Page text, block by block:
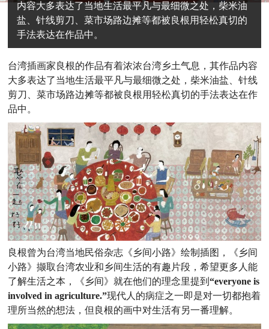
内容大多表达了当地生活最平凡与最细微之处，柴米油
盐、针线剪刀、菜市场路边摊等都被良根用轻松真切的
手法表达在作品中。
台湾插画家良根的作品有着浓浓台湾乡土气息，其作品内容
大多表达了当地生活最平凡与最细微之处，柴米油盐、针线
剪刀、菜市场路边摊等都被良根用轻松真切的手法表达在作
品中。
良根曾为台湾当地民俗杂志《乡间小路》绘制插图，《乡间
小路》撷取台湾农业和乡间生活的有趣片段，希望更多人能
了解生活之本，《乡间》就在他们的理念里提到“everyone is
involved in agriculture.”现代人的病症之一即是对一切都抱着
理所当然的想法，但良根的画中对生活有另一番理解。